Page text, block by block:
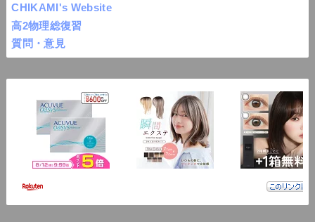
CHIKAMI's Website
高2物理総復習
質問・意見